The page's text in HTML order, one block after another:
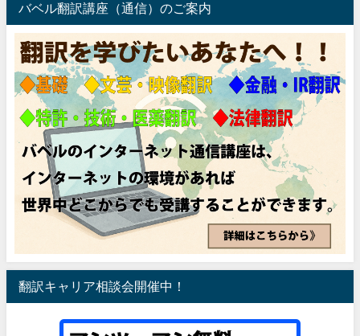
バベル翻訳講座（通信）のご案内
翻訳キャリア相談会開催中！